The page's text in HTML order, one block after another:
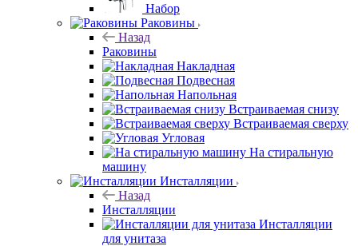
Набор
Раковины
Назад
Раковины
Накладная
Подвесная
Напольная
Встраиваемая снизу
Встраиваемая сверху
Угловая
На стиральную
машину
Инсталляции
Назад
Инсталляции
Инсталляции
для унитаза